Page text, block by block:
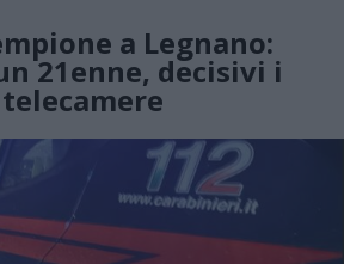
a Legnano:
21enne, decisivi i